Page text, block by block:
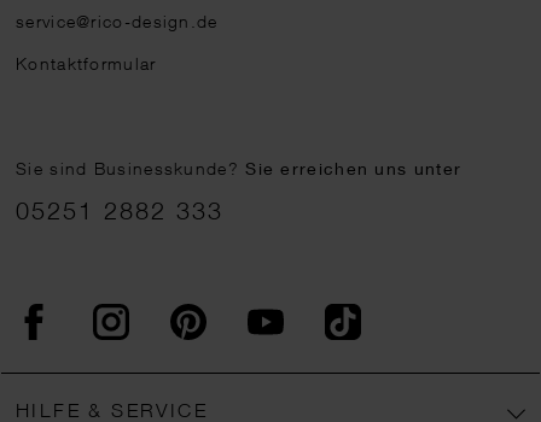
service@rico-design.de
Kontaktformular
Sie sind Businesskunde?Sie erreichen uns unter
05251 2882 333
FacebookInstagram PinterestYouTubeTikTok
HILFE & SERVICE